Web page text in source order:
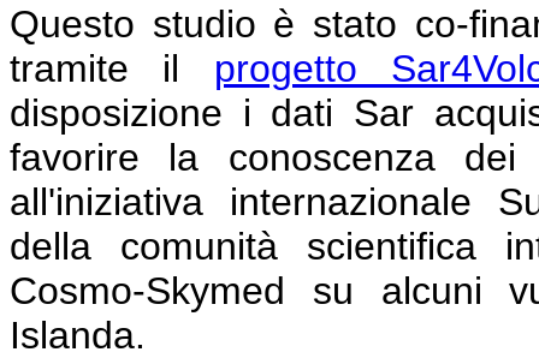
Questo studio è stato co-
tramite il progetto
disposizione i dati Sar
favorire la conoscenza dei
all'iniziativa internazionale
della comunità scientifica
Cosmo-Skymed su alcuni
Islanda.